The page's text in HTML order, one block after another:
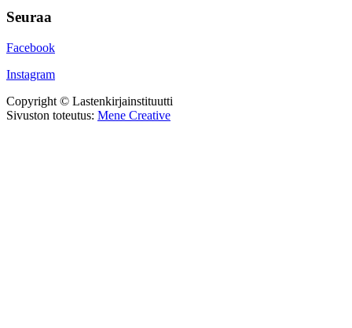
Seuraa
Facebook
Instagram
Copyright © Lastenkirjainstituutti
Sivuston toteutus: Mene Creative